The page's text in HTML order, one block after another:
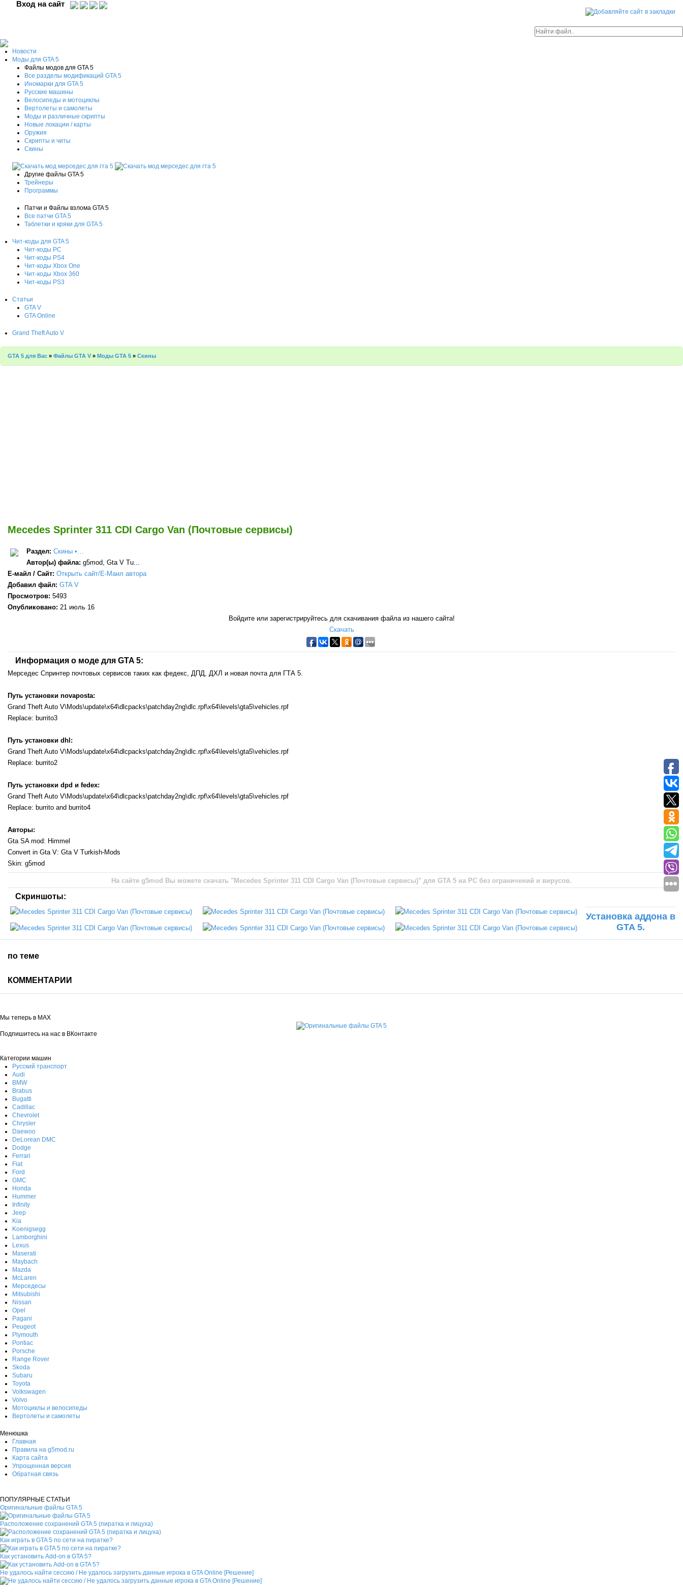
Вход на сайт
Новости
Моды для GTA 5
Файлы модов для GTA 5
Все разделы модификаций GTA 5
Иномарки для GTA 5
Русские машины
Велосипеды и мотоциклы
Вертолеты и самолеты
Моды и различные скрипты
Новые локации / карты
Оружия
Скрипты и читы
Скины
Другие файлы GTA 5
Трейнеры
Программы
Патчи и Файлы взлома GTA 5
Все патчи GTA 5
Таблетки и кряки для GTA 5
Чит-коды для GTA 5
Чит-коды PC
Чит-коды PS4
Чит-коды Xbox One
Чит-коды Xbox 360
Чит-коды PS3
Статьи
GTA V
GTA Online
Grand Theft Auto V
GTA 5 для Вас » Файлы GTA V » Моды GTA 5 » Скины
Mecedes Sprinter 311 CDI Cargo Van (Почтовые сервисы)
Раздел: Скины •…
Автор(ы) файла: g5mod, Gta V Tu...
Е-майл / Сайт: Открыть сайт/Е-Маил автора
Добавил файл: GTA V
Просмотров: 5493
Опубликовано: 21 июль 16
Войдите или зарегистрируйтесь для скачивания файла из нашего сайта!
Скачать
Информация о моде для GTA 5:
Мерседес Спринтер почтовых сервисов таких как федекс, ДПД, ДХЛ и новая почта для ГТА 5.
Путь установки novaposta:
Grand Theft Auto V\Mods\update\x64\dlcpacks\patchday2ng\dlc.rpf\x64\levels\gta5\vehicles.rpf
Replace: burrito3
Путь установки dhl:
Grand Theft Auto V\Mods\update\x64\dlcpacks\patchday2ng\dlc.rpf\x64\levels\gta5\vehicles.rpf
Replace: burrito2
Путь установки dpd и fedex:
Grand Theft Auto V\Mods\update\x64\dlcpacks\patchday2ng\dlc.rpf\x64\levels\gta5\vehicles.rpf
Replace: burrito and burrito4
Авторы:
Gta SA mod: Himmel
Convert in Gta V: Gta V Turkish-Mods
Skin: g5mod
На сайте g5mod Вы можете скачать "Mecedes Sprinter 311 CDI Cargo Van (Почтовые сервисы)" для GTA 5 на PC без ограничений и вирусов.
Скриншоты:
Установка аддона в
GTA 5.
по теме
КОММЕНТАРИИ
Мы теперь в MAX
Подпишитесь на нас в ВКонтакте
Категории машин
Русский транспорт
Audi
BMW
Brabus
Bugatti
Cadillac
Chevrolet
Chrysler
Daewoo
DeLorean DMC
Dodge
Ferrari
Fiat
Ford
GMC
Honda
Hummer
Infinity
Jeep
Kia
Koenigsegg
Lamborghini
Lexus
Maserati
Maybach
Mazda
McLaren
Мерседесы
Mitsubishi
Nissan
Opel
Pagani
Peugeot
Plymouth
Pontiac
Porsche
Range Rover
Skoda
Subaru
Toyota
Volkswagen
Volvo
Мотоциклы и велосипеды
Вертолеты и самолеты
Менюшка
Главная
Правила на g5mod.ru
Карта сайта
Упрощенная версия
Обратная связь
ПОПУЛЯРНЫЕ СТАТЬИ
Оригинальные файлы GTA 5
Расположение сохранений GTA 5 (пиратка и лицуха)
Как играть в GTA 5 по сети на пиратке?
Как установить Add-on в GTA 5?
Не удалось найти сессию / Не удалось загрузить данные игрока в GTA Online [Решение]